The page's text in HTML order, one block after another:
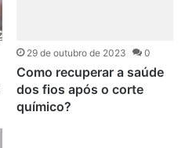
29 de outubro de 2023 0
Como recuperar a saúde
dos fios após o corte
químico?